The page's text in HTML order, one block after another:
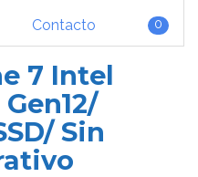
Contacto 0
7 Intel
Sin